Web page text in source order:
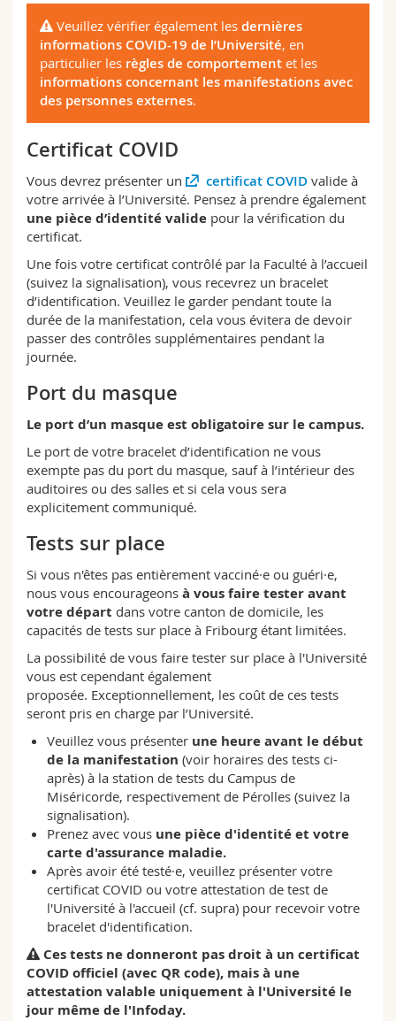
Interfacultaire
Doctorants
Programme des cours
MyUnifr
Veuillez vérifier également les dernières
informations COVID-19 de l’Université, en
particulier les règles de comportement et les
informations concernant les manifestations avec
des personnes externes.
Certificat COVID
Vous devrez présenter un certificat COVID valide à
votre arrivée à l’Université. Pensez à prendre également
une pièce d’identité valide pour la vérification du
certificat.
Une fois votre certificat contrôlé par la Faculté à l’accueil
(suivez la signalisation), vous recevrez un bracelet
d’identification. Veuillez le garder pendant toute la
durée de la manifestation, cela vous évitera de devoir
passer des contrôles supplémentaires pendant la
journée.
Port du masque
Le port d’un masque est obligatoire sur le campus.
Le port de votre bracelet d’identification ne vous
exempte pas du port du masque, sauf à l’intérieur des
auditoires ou des salles et si cela vous sera
explicitement communiqué.
Tests sur place
Si vous n'êtes pas entièrement vacciné·e ou guéri·e,
nous vous encourageons à vous faire tester avant
votre départ dans votre canton de domicile, les
capacités de tests sur place à Fribourg étant limitées.
La possibilité de vous faire tester sur place à l'Université
vous est cependant également
proposée. Exceptionnellement, les coût de ces tests
seront pris en charge par l’Université.
Veuillez vous présenterune heure avant le début
de la manifestation (voir horaires des tests ci-
après) à la station de tests du Campus de
Miséricorde, respectivement de Pérolles (suivez la
signalisation).
Prenez avec vousune pièce d'identité et votre
carte d'assurance maladie.
Après avoir été testé·e, veuillez présenter votre
certificat COVID ou votre attestation de test de
l'Université à l'accueil (cf. supra) pour recevoir votre
bracelet d'identification.
Ces tests ne donneront pas droit à un certificat
COVID officiel (avec QR code), mais à une
attestation valable uniquement à l'Université le
jour même de l'Infoday.